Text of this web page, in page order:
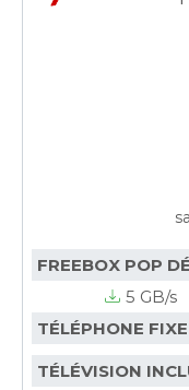
FREEBOX POP
5 GB/s
TÉLÉPHONE
TÉLÉVISION